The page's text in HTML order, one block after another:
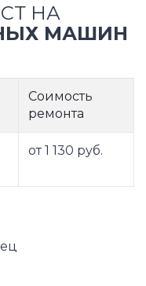
НА
МАШИН
Соимость
ремонта
от 1 130 руб.